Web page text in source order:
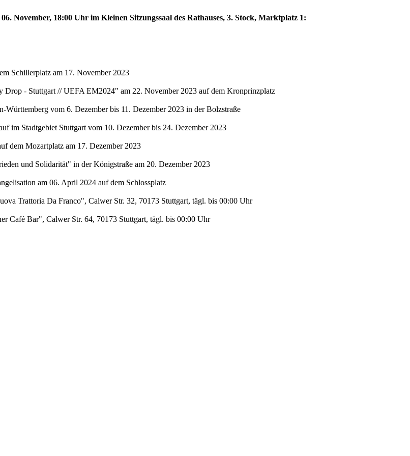
November, 18:00 Uhr im Kleinen Sitzungssaal des Rathauses, 3. Stock, Marktplatz 1:
Schillerplatz am 17. November 2023
- Stuttgart // UEFA EM2024" am 22. November 2023 auf dem Kronprinzplatz
vom 6. Dezember bis 11. Dezember 2023 in der Bolzstraße
im Stadtgebiet Stuttgart vom 10. Dezember bis 24. Dezember 2023
dem Mozartplatz am 17. Dezember 2023
und Solidarität" in der Königstraße am 20. Dezember 2023
am 06. April 2024 auf dem Schlossplatz
Trattoria Da Franco", Calwer Str. 32, 70173 Stuttgart, tägl. bis 00:00 Uhr
Café Bar", Calwer Str. 64, 70173 Stuttgart, tägl. bis 00:00 Uhr